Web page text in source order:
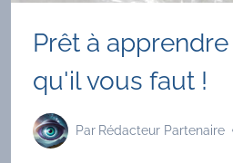
Prêt à apprendre
qu'il vous faut !
Par Rédacteur Partenaire